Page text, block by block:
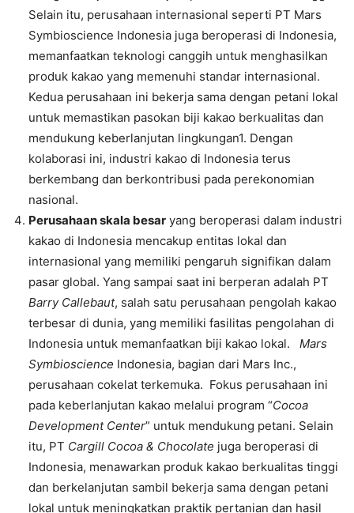
Selain itu, perusahaan internasional seperti PT Mars
Symbioscience Indonesia juga beroperasi di Indonesia,
memanfaatkan teknologi canggih untuk menghasilkan
produk kakao yang memenuhi standar internasional.
Kedua perusahaan ini bekerja sama dengan petani lokal
untuk memastikan pasokan biji kakao berkualitas dan
mendukung keberlanjutan lingkungan1. Dengan
kolaborasi ini, industri kakao di Indonesia terus
berkembang dan berkontribusi pada perekonomian
nasional.
Perusahaan skala besar yang beroperasi dalam industri
kakao di Indonesia mencakup entitas lokal dan
internasional yang memiliki pengaruh signifikan dalam
pasar global. Yang sampai saat ini berperan adalah PT
Barry Callebaut, salah satu perusahaan pengolah kakao
terbesar di dunia, yang memiliki fasilitas pengolahan di
Indonesia untuk memanfaatkan biji kakao lokal. Mars
Symbioscience Indonesia, bagian dari Mars Inc.,
perusahaan cokelat terkemuka. Fokus perusahaan ini
pada keberlanjutan kakao melalui program “Cocoa
Development Center” untuk mendukung petani. Selain
itu, PT Cargill Cocoa & Chocolate juga beroperasi di
Indonesia, menawarkan produk kakao berkualitas tinggi
dan berkelanjutan sambil bekerja sama dengan petani
lokal untuk meningkatkan praktik pertanian dan hasil